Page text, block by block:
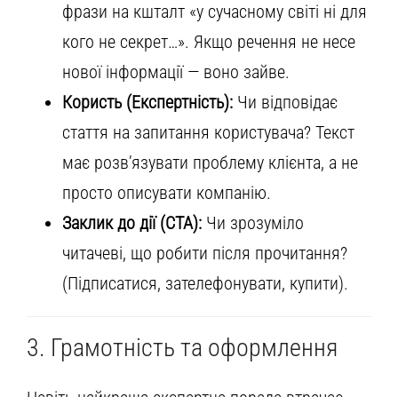
фрази на кшталт «у сучасному світі ні для
кого не секрет…». Якщо речення не несе
нової інформації — воно зайве.
Користь (Експертність): Чи відповідає
стаття на запитання користувача? Текст
має розв’язувати проблему клієнта, а не
просто описувати компанію.
Заклик до дії (CTA): Чи зрозуміло
читачеві, що робити після прочитання?
(Підписатися, зателефонувати, купити).
3. Грамотність та оформлення